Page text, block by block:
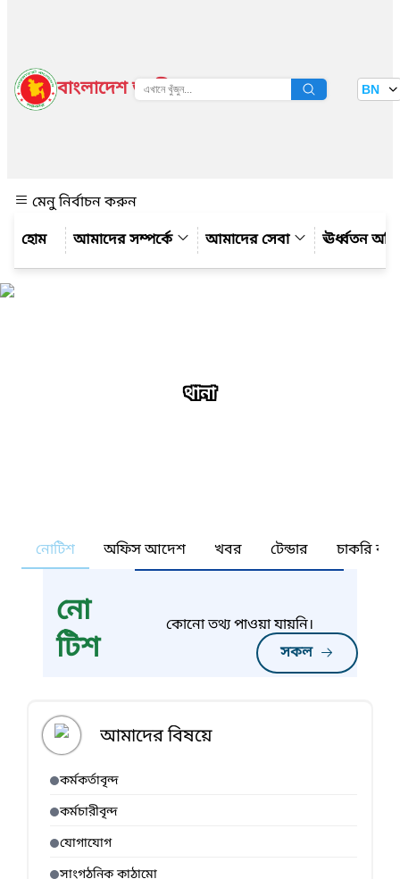
বাংলাদেশ জাতীয় তথ্য বাতায়ন BN
মেনু নির্বাচন করুন
আমাদের সম্পর্কে
আমাদের সেবা ঊর্ধ্বতন
থানা
নোটিশ অফিস আদেশ খবর টেন্ডার চাকরি
নো
টিশ
সকল
কোনো তথ্য পাওয়া যায়নি।
আমাদের বিষয়ে
কর্মকর্তাবৃন্দ
কর্মচারীবৃন্দ
যোগাযোগ
সাংগঠনিক কাঠামো